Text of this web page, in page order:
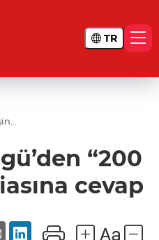
TR
“200
cevap